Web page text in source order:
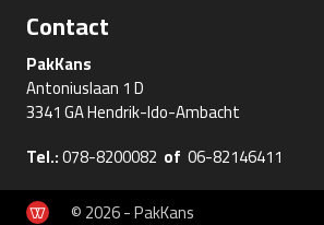
Contact
PakKans
Antoniuslaan 1 D
3341 GA Hendrik-Ido-Ambacht
Tel.:078-8200082 of 06-82146411
© 2026 - PakKans